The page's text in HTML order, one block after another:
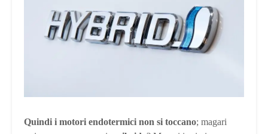
Quindi i motori endotermici non si toccano; magari